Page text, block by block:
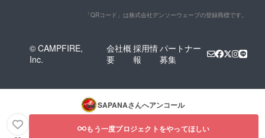
「QRコード」は株式会社デンソーウェーブの登録商標です。
© CAMPFIRE,
Inc.
会社概
要
採用情
報
パートナー
募集
SAPANAさんへアンコール
もう一度プロジェクトをやってほしい